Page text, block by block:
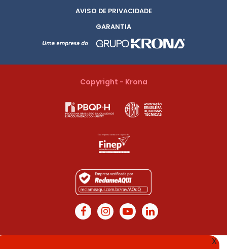
AVISO DE PRIVACIDADE
GARANTIA
Copyright - Krona
X